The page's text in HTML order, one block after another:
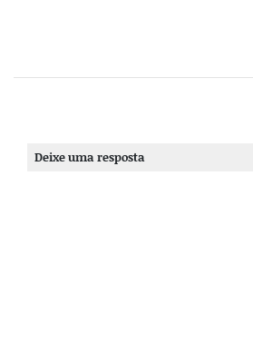
Deixe uma resposta